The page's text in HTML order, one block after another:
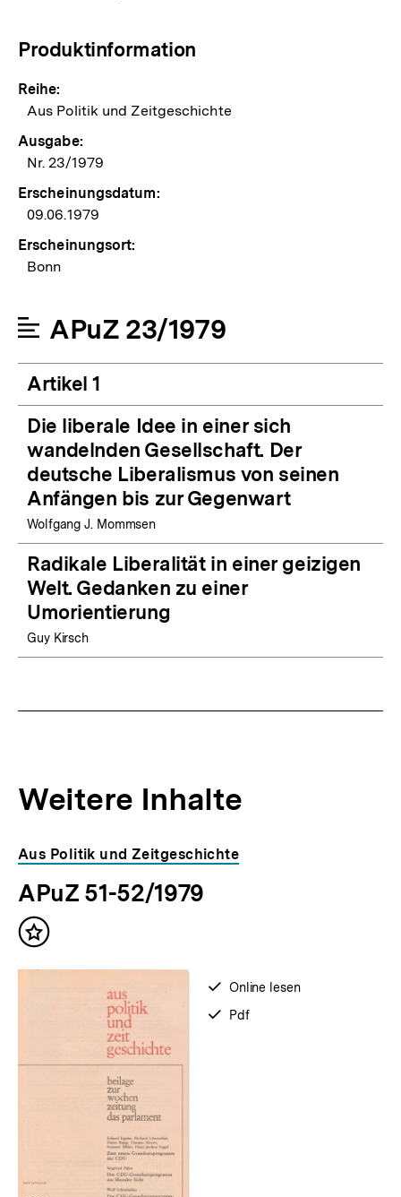
Produktinformation
Reihe:
Aus Politik und Zeitgeschichte
Ausgabe:
Nr. 23/1979
Erscheinungsdatum:
09.06.1979
Erscheinungsort:
Bonn
APuZ 23/1979
Artikel 1
Die liberale Idee in einer sich
wandelnden Gesellschaft. Der
deutsche Liberalismus von seinen
Anfängen bis zur Gegenwart
Wolfgang J. Mommsen
Radikale Liberalität in einer geizigen
Welt. Gedanken zu einer
Umorientierung
Guy Kirsch
Weitere Inhalte
Inhaltskarousell
für
weitere
Inhalte
Inhaltskarussell
überspringen
Aus Politik und Zeitgeschichte
APuZ 51-52/1979
Inhalt
verfügbar
Online lesen
verfügbar
Pdf